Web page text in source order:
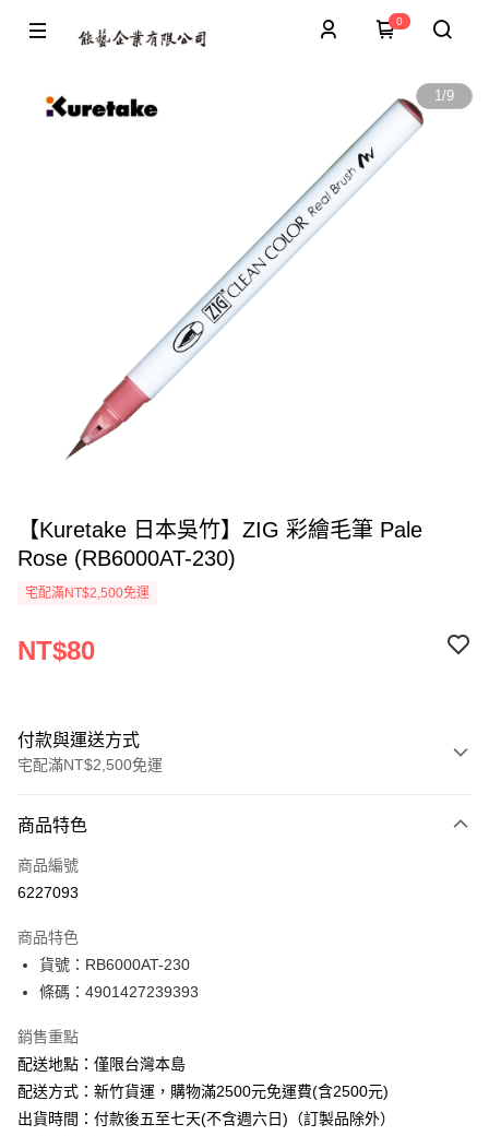
0
1/9
【Kuretake 日本吳竹】ZIG 彩繪毛筆 Pale
Rose (RB6000AT-230)
宅配滿NT$2,500免運
NT$80
付款與運送方式
宅配滿NT$2,500免運
信用卡一次付款
Apple Pay
悠遊付
ATM付款
運送方式
下單前請先詢問庫存
每筆NT$130，滿NT$2,500(含以上)免運費
商品特色
商品編號
6227093
商品特色
貨號：RB6000AT-230
條碼：4901427239393
銷售重點
配送地點：僅限台灣本島
配送方式：新竹貨運，購物滿2500元免運費(含2500元)
出貨時間：付款後五至七天(不含週六日)（訂製品除外）